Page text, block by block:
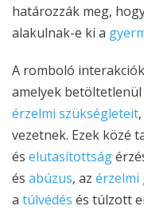
határozzák meg,
alakulnak-e ki a
A romboló
amelyek betöltetlenül
érzelmi szükségleteit
vezetnek. Ezek közé
és elutasítottság
és abúzus, az érzelmi
a túlvédés és túlzott